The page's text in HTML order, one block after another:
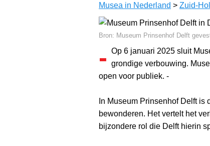
Musea in Nederland > Zuid-
Bron: Museum Prinsenhof Delft
- Op 6 januari 2025 sluit
grondige verbouwing.
open voor publiek. -
In Museum Prinsenhof Delft
bewonderen. Het vertelt het
bijzondere rol die Delft hierin